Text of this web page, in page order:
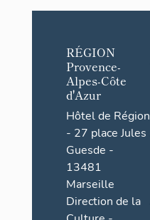
RÉGION
Provence-
Alpes-Côte
d'Azur
Hôtel de Région
- 27 place Jules
Guesde -
13481
Marseille
Direction de la